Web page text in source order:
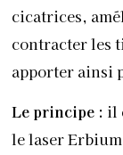
cicatrices,
contracter les
apporter ainsi
Le principe : il
le laser